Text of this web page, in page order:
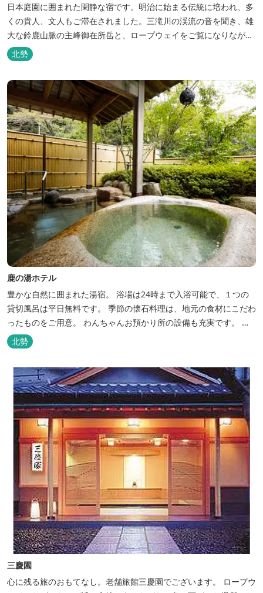
日本庭園に囲まれた閑静な宿です。明治に始まる伝統に培われ、多
くの貴人、文人もご滞在されました。三滝川の渓流の音を聞き、雄
大な鈴鹿山脈の主峰御在所岳と、ロープウェイをご覧になりながら
お入りいただく露天風呂は気持ちがいいです。 また、庭園にある昭
和初期の離れの客間を改装した貸切風呂（６タイプ）はレトロクラ
屋食の為、お子様連れやカッ...
北勢
鹿の湯ホテル
豊かな自然に囲まれた湯宿。 浴場は24時まで入浴可能で、１つの
貸切風呂は平日無料です。 季節の懐石料理は、地元の食材にこだわ
ったものをご用意。 わんちゃんお預かり所の設備も充実です。 女
将手作りのお酢とカモシカソフトが人気です。 お食事処と大浴場の
脱衣所に最新の高機能換気設備を導入いたしました。
北勢
三慶園
心に残る旅のおもてなし。老舗旅館三慶園でございます。 ロープウ